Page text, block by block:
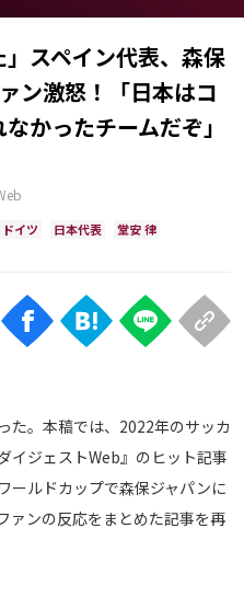
Android
TV
」スペイン代表、森保
ン激怒！「日本はコ
かったチームだぞ」
ドイツ 日本代表 堂安 律
た。本稿では、2022年のサッカ
イジェストWeb』のヒット記事
ールドカップで森保ジャパンに
ァンの反応をまとめた記事を再